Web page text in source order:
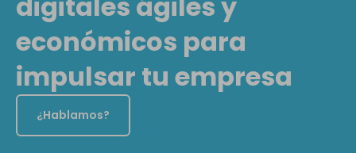
económicos para
impulsar tu empresa
¿Hablamos?